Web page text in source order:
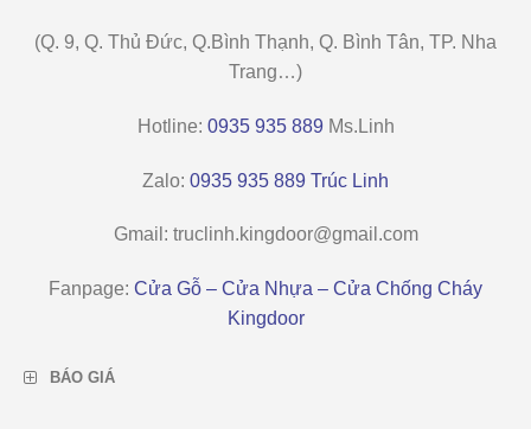
(Q. 9, Q. Thủ Đức, Q.Bình Thạnh, Q. Bình Tân, TP. Nha
Trang…)
Hotline: 0935 935 889 Ms.Linh
Zalo: 0935 935 889 Trúc Linh
Gmail: truclinh.kingdoor@gmail.com
Fanpage: Cửa Gỗ – Cửa Nhựa – Cửa Chống Cháy
Kingdoor
BÁO GIÁ